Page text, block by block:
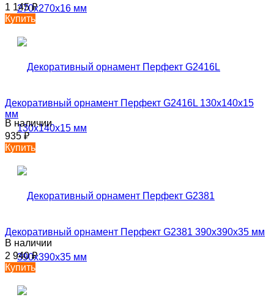
1 145₽
Купить
Декоративный орнамент Перфект G2416L 130х140х15
мм
В наличии
935₽
Купить
Декоративный орнамент Перфект G2381 390х390х35 мм
В наличии
2 940₽
Купить